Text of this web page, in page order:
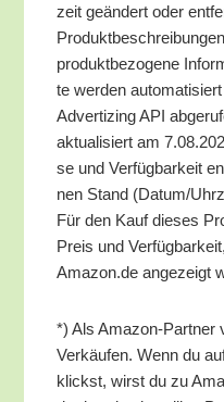
zeit geän­dert oder
pro­dukt­be­zo­ge­ne
te wer­den
Adver­tiz­ing API
aktua­li­siert am
se und Ver­füg­bar­keit
nen Stand (Datum/​
Für den Kauf die­ses
Preis und
Amazon.de ange­zeigt
*) Als Ama­zon-Part­ner
Ver­käu­fen. Wenn du
klickst, wirst du zu